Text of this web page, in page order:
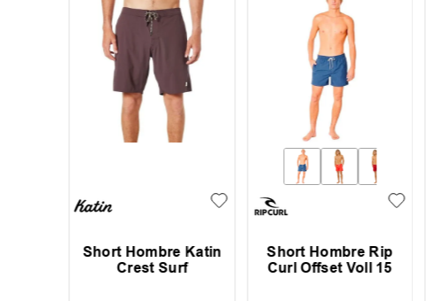
Short Hombre Katin
Crest Surf
Short Hombre Rip
Curl Offset Voll 15